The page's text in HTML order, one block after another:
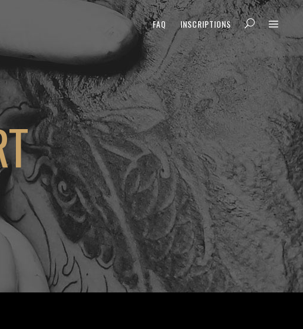
FAQ INSCRIPTIONS